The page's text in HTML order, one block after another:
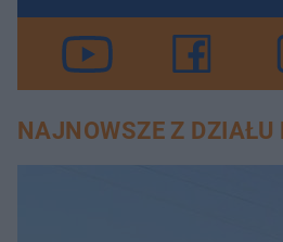
NAJNOWSZE Z DZIAŁU